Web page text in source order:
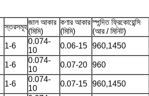
স্তরসমূহ
জাল আকার
(মিমি)
কণার আকার
(মিমি)
স্পন্দিত ফ্রিকোয়েন্সি
(আর / মিনিট)
1-6
0.074-
10
0.06-15 960,1450
1-6
0.074-
10
0.07-20 960
1-6
0.074-
10
0.07-15 960,1450